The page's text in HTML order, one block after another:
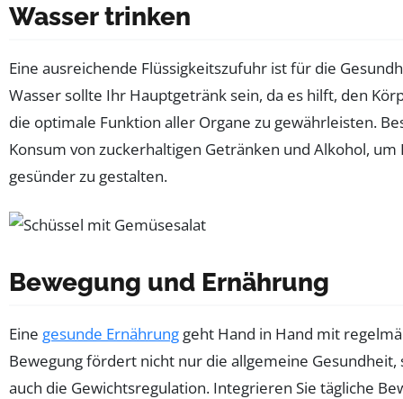
Wasser trinken
Eine ausreichende Flüssigkeitszufuhr ist für die
Wasser sollte Ihr Hauptgetränk sein, da es hilft, den
die optimale Funktion aller Organe zu gewährleisten.
Konsum von zuckerhaltigen Getränken und Alkohol,
gesünder zu gestalten.
Bewegung und Ernährung
Eine gesunde Ernährung geht Hand in Hand mit
Bewegung fördert nicht nur die allgemeine
auch die Gewichtsregulation. Integrieren Sie tägliche